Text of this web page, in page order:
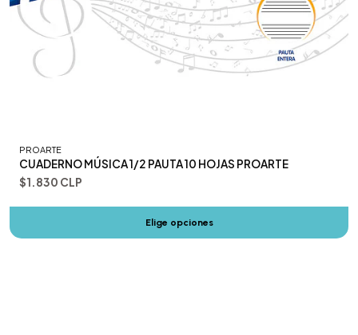
PROARTE
CUADERNO MÚSICA 1/2 PAUTA 10 HOJAS PROARTE
$1.830 CLP
Elige opciones